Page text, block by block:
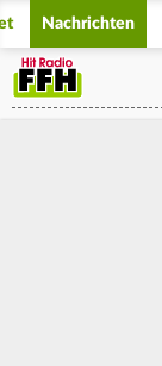
Nachrichten